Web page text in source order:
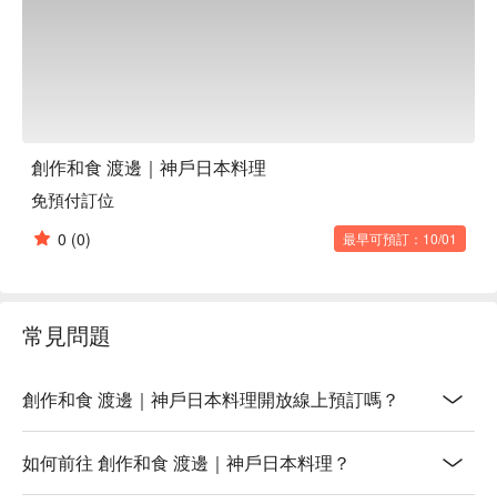
創作和食 渡邊｜神戶日本料理
免預付訂位
0 (0) 最早可預訂：10/01
常見問題
創作和食 渡邊｜神戶日本料理開放線上預訂嗎？
如何前往 創作和食 渡邊｜神戶日本料理？